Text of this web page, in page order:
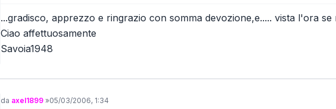
...gradisco, apprezzo e ringrazio con somma devozione,e..... vista l'ora
Ciao affettuosamente
Savoia1948
Messaggio
da axel1899 »05/03/2006, 1:34